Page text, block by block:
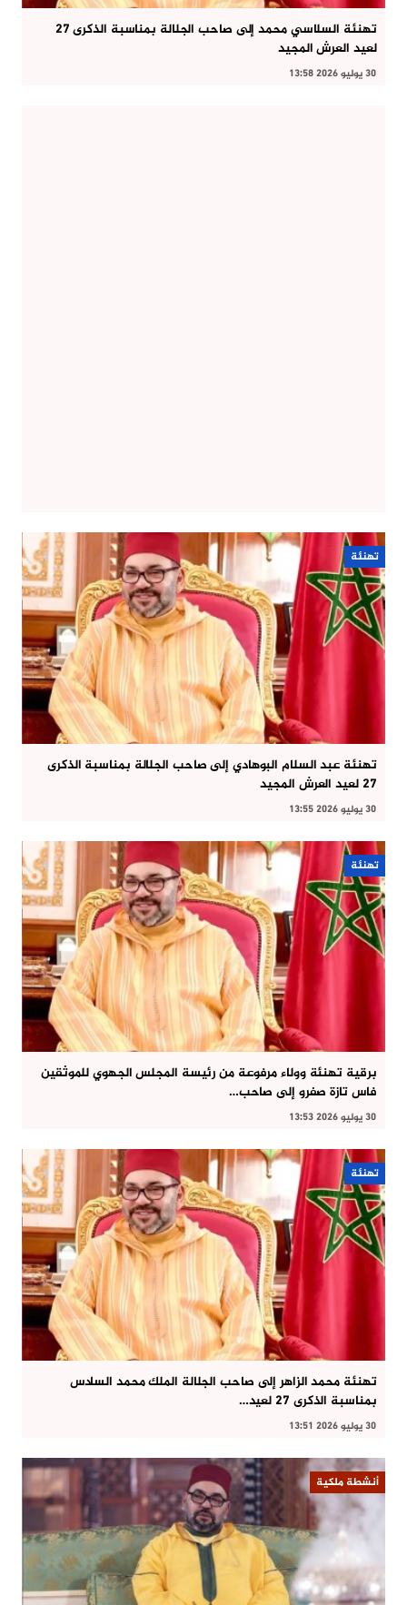
تهنئة السلاسي محمد إلى صاحب الجلالة بمناسبة الذكرى 27
لعيد العرش المجيد
30 يوليو 2026 13:58
تهنئة
تهنئة عبد السلام البوهادي إلى صاحب الجلالة بمناسبة الذكرى
27 لعيد العرش المجيد
30 يوليو 2026 13:55
تهنئة
برقية تهنئة وولاء مرفوعة من رئيسة المجلس الجهوي للموثقين
فاس تازة صفرو إلى صاحب…
30 يوليو 2026 13:53
تهنئة
تهنئة محمد الزاهر إلى صاحب الجلالة الملك محمد السادس
بمناسبة الذكرى 27 لعيد…
30 يوليو 2026 13:51
أنشطة ملكية